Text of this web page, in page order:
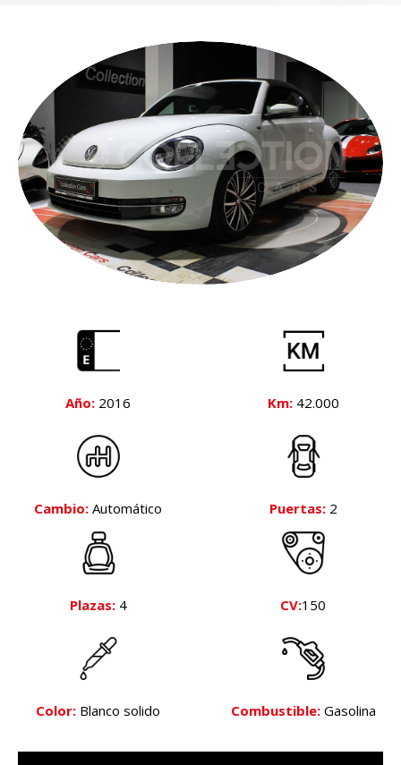
Año: 2016 Km:42.000
Cambio: Automático Puertas:2
Plazas:4 CV:150
Color: Blanco solido Combustible:Gasolina